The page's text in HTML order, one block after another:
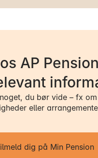
AP
du bør vide – fx
eller
dig på Min Pension